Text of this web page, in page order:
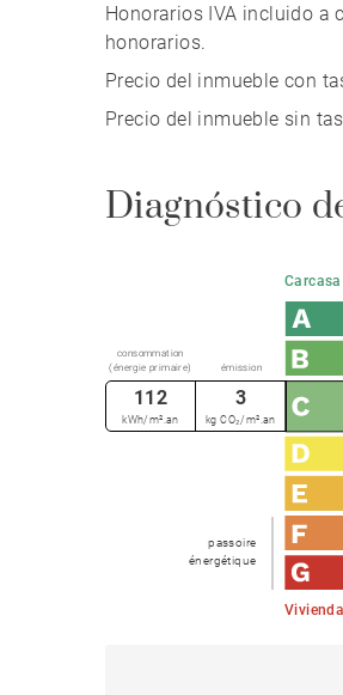
Honorarios IVA incluido a
honorarios.
Precio del inmueble con
Precio del inmueble sin
Diagnóstico
passoire
énergétique
consommation
(énergie primaire)
émission
112
kWh/m².an
3
kg CO₂/m².an